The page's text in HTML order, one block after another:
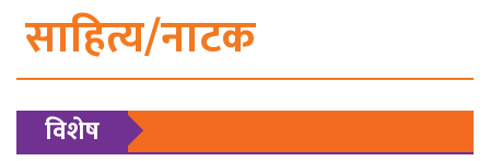
साहित्य/नाटक
विशेष